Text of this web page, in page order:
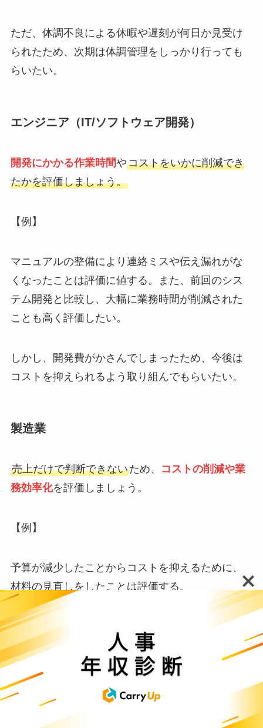
ただ、体調不良による休暇や遅刻が何日か見受け
られたため、次期は体調管理をしっかり行っても
らいたい。
エンジニア（IT/ソフトウェア開発）
開発にかかる作業時間やコストをいかに削減でき
たかを評価しましょう。
【例】
マニュアルの整備により連絡ミスや伝え漏れがな
くなったことは評価に値する。また、前回のシス
テム開発と比較し、大幅に業務時間が削減された
ことも高く評価したい。
しかし、開発費がかさんでしまったため、今後は
コストを抑えられるよう取り組んでもらいたい。
製造業
売上だけで判断できないため、
コストの削減や業
務効率化を評価しましょう。
【例】
予算が減少したことからコストを抑えるために、
材料の見直しをしたことは評価する。
しかし、顧客より「品質が悪くなった」とアンケ
ートで回答があったため、早急な改善を求める。
マーケティング職